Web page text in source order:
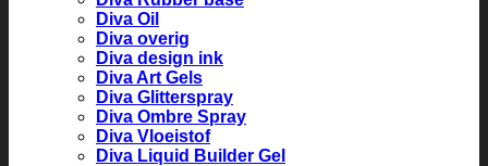
Diva Oil
Diva overig
Diva design ink
Diva Art Gels
Diva Glitterspray
Diva Ombre Spray
Diva Vloeistof
Diva Liquid Builder Gel